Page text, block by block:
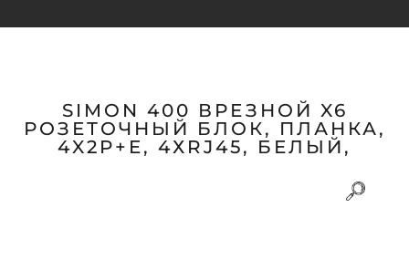
SIMON 400 ВРЕЗНОЙ X6
РОЗЕТОЧНЫЙ БЛОК, ПЛАНКА,
4X2P+E, 4ХRJ45, БЕЛЫЙ,